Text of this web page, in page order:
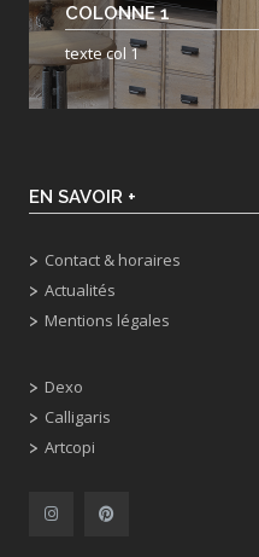
COLONNE 1
texte col 1
EN SAVOIR +
Contact & horaires
Actualités
Mentions légales
Dexo
Calligaris
Artcopi